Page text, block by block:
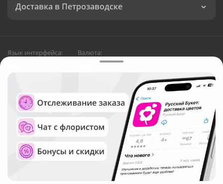
Доставка в Петрозаводске
Язык интерфейса: Валюта:
Служба круглосуточной доставки цветов в
Петрозаводске
Русский Букет, 2026
Общество с ограниченной ответственностью «Технология»
ОГРН: 1195476081745, ИНН: 5410081997
Юридический адрес: г. Новосибирск, ул. Ипподромская,